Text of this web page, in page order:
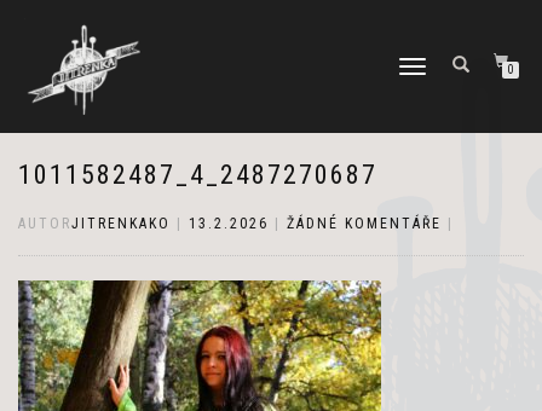
PŘEPNOUT
0
1011582487_4_2487270687
AUTORJITRENKAKO 13.2.2026 ŽÁDNÉ KOMENTÁŘE